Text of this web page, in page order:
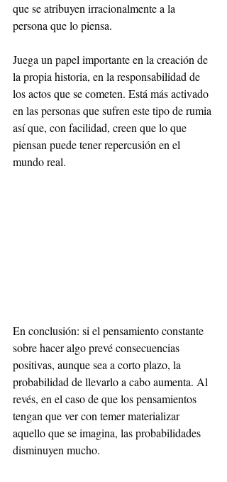
que se atribuyen irracionalmente a la
persona que lo piensa.
Juega un papel importante en la creación de
la propia historia, en la responsabilidad de
los actos que se cometen. Está más activado
en las personas que sufren este tipo de rumia
así que, con facilidad, creen que lo que
piensan puede tener repercusión en el
mundo real.
En conclusión: si el pensamiento constante
sobre hacer algo prevé consecuencias
positivas, aunque sea a corto plazo, la
probabilidad de llevarlo a cabo aumenta. Al
revés, en el caso de que los pensamientos
tengan que ver con temer materializar
aquello que se imagina, las probabilidades
disminuyen mucho.